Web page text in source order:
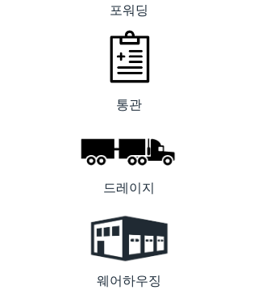
​포워딩
통관
드레이지
웨어하우징